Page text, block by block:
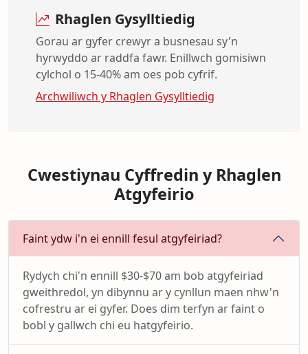
Rhaglen Gysylltiedig
Gorau ar gyfer crewyr a busnesau sy'n
hyrwyddo ar raddfa fawr. Enillwch gomisiwn
cylchol o 15-40% am oes pob cyfrif.
Archwiliwch y Rhaglen Gysylltiedig
Cwestiynau Cyffredin y Rhaglen
Atgyfeirio
Faint ydw i'n ei ennill fesul atgyfeiriad?
Rydych chi'n ennill $30-$70 am bob atgyfeiriad
gweithredol, yn dibynnu ar y cynllun maen nhw'n
cofrestru ar ei gyfer. Does dim terfyn ar faint o
bobl y gallwch chi eu hatgyfeirio.